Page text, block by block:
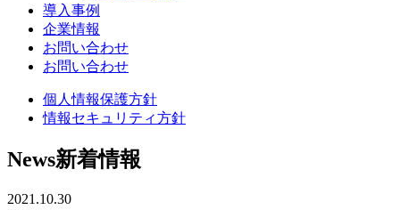
導入事例
企業情報
お問い合わせ
お問い合わせ
個人情報保護方針
情報セキュリティ方針
News新着情報
2021.10.30